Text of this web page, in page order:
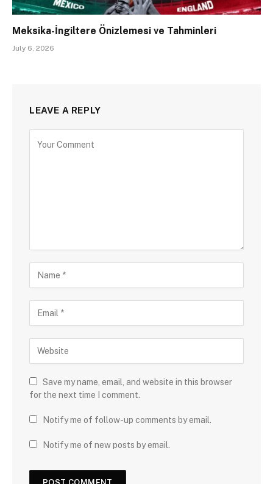
Meksika-İngiltere Önizlemesi ve Tahminleri
July 6, 2026
LEAVE A REPLY
Save my name, email, and website in this browser
for the next time I comment.
Notify me of follow-up comments by email.
Notify me of new posts by email.